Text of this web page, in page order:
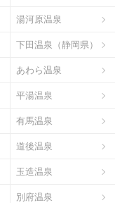
湯河原温泉
下田温泉（静岡県）
あわら温泉
平湯温泉
有馬温泉
道後温泉
玉造温泉
別府温泉